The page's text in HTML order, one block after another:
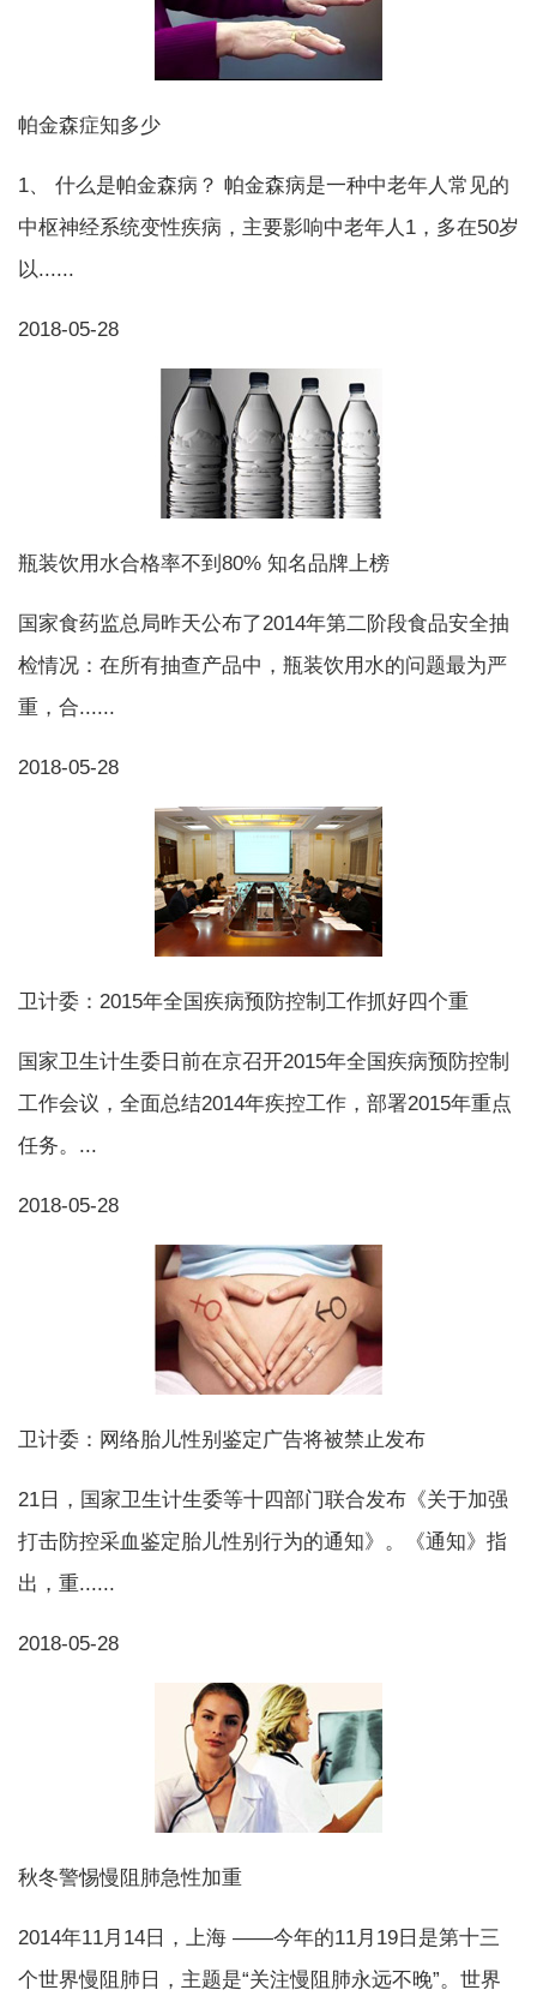
帕金森症知多少
1、 什么是帕金森病？ 帕金森病是一种中老年人常见的
中枢神经系统变性疾病，主要影响中老年人1，多在50岁
以......
2018-05-28
瓶装饮用水合格率不到80% 知名品牌上榜
国家食药监总局昨天公布了2014年第二阶段食品安全抽
检情况：在所有抽查产品中，瓶装饮用水的问题最为严
重，合......
2018-05-28
卫计委：2015年全国疾病预防控制工作抓好四个重
国家卫生计生委日前在京召开2015年全国疾病预防控制
工作会议，全面总结2014年疾控工作，部署2015年重点
任务。...
2018-05-28
卫计委：网络胎儿性别鉴定广告将被禁止发布
21日，国家卫生计生委等十四部门联合发布《关于加强
打击防控采血鉴定胎儿性别行为的通知》。《通知》指
出，重......
2018-05-28
秋冬警惕慢阻肺急性加重
2014年11月14日，上海 ——今年的11月19日是第十三
个世界慢阻肺日，主题是“关注慢阻肺永远不晚”。世界